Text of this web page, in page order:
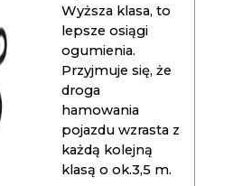
Wyższa klasa, to
lepsze osiągi
ogumienia.
Przyjmuje się, że
droga
hamowania
pojazdu wzrasta z
każdą kolejną
klasą o ok.3,5 m.